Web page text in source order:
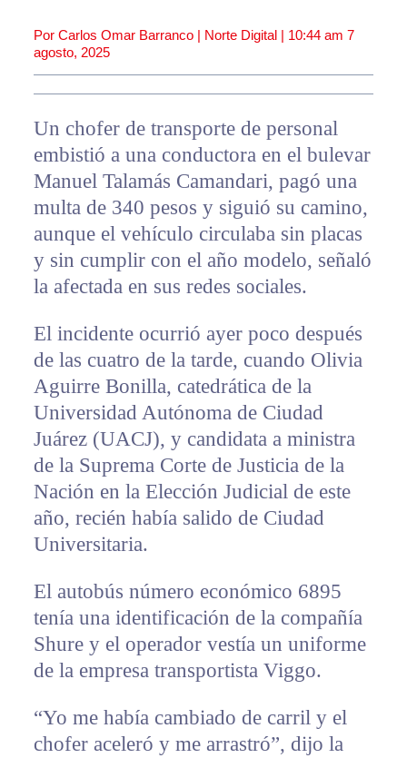
Por Carlos Omar Barranco | Norte Digital | 10:44 am 7
agosto, 2025
Un chofer de transporte de personal
embistió a una conductora en el bulevar
Manuel Talamás Camandari, pagó una
multa de 340 pesos y siguió su camino,
aunque el vehículo circulaba sin placas
y sin cumplir con el año modelo, señaló
la afectada en sus redes sociales.
El incidente ocurrió ayer poco después
de las cuatro de la tarde, cuando Olivia
Aguirre Bonilla, catedrática de la
Universidad Autónoma de Ciudad
Juárez (UACJ), y candidata a ministra
de la Suprema Corte de Justicia de la
Nación en la Elección Judicial de este
año, recién había salido de Ciudad
Universitaria.
El autobús número económico 6895
tenía una identificación de la compañía
Shure y el operador vestía un uniforme
de la empresa transportista Viggo.
“Yo me había cambiado de carril y el
chofer aceleró y me arrastró”, dijo la